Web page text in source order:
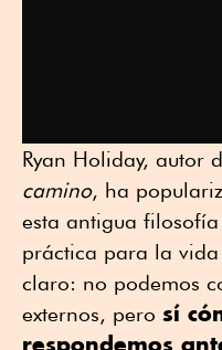
Ryan Holiday, autor
camino, ha
esta antigua
práctica para la
claro: no podemos
externos, pero sí
respondemos